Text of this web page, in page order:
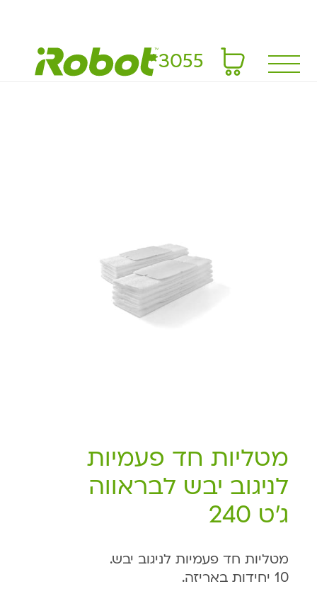
*3055
מטליות חד פעמיות
לניגוב יבש לבראווה
ג'ט 240
מטליות חד פעמיות לניגוב יבש.
10 יחידות באריזה.